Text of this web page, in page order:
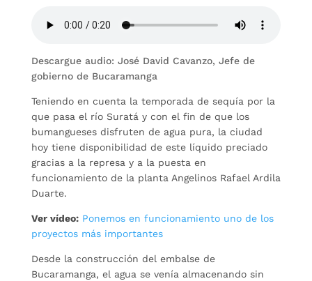
Descargue audio: José David Cavanzo, Jefe de
gobierno de Bucaramanga
Teniendo en cuenta la temporada de sequía por la
que pasa el río Suratá y con el fin de que los
bumangueses disfruten de agua pura, la ciudad
hoy tiene disponibilidad de este líquido preciado
gracias a la represa y a la puesta en
funcionamiento de la planta Angelinos Rafael Ardila
Duarte.
Ver vídeo: Ponemos en funcionamiento uno de los
proyectos más importantes
Desde la construcción del embalse de
Bucaramanga, el agua se venía almacenando sin